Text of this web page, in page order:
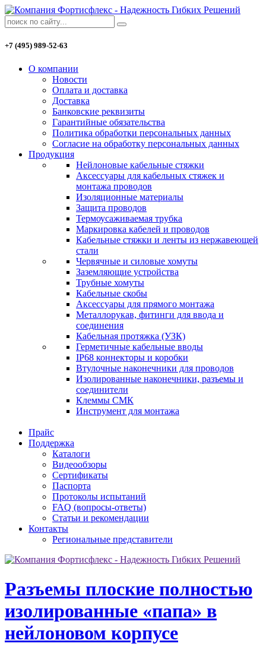
+7 (495) 989-52-63
О компании
Новости
Оплата и доставка
Доставка
Банковские реквизиты
Гарантийные обязательства
Политика обработки персональных данных
Согласие на обработку персональных данных
Продукция
Нейлоновые кабельные стяжки
Аксессуары для кабельных стяжек и
монтажа проводов
Изоляционные материалы
Защита проводов
Термоусаживаемая трубка
Маркировка кабелей и проводов
Кабельные стяжки и ленты из нержавеющей
стали
Червячные и силовые хомуты
Заземляющие устройства
Трубные хомуты
Кабельные скобы
Аксессуары для прямого монтажа
Металлорукав, фитинги для ввода и
соединения
Кабельная протяжка (УЗК)
Герметичные кабельные вводы
IP68 коннекторы и коробки
Втулочные наконечники для проводов
Изолированные наконечники, разъемы и
соединители
Клеммы СМК
Инструмент для монтажа
Прайс
Поддержка
Каталоги
Видеообзоры
Сертификаты
Паспорта
Протоколы испытаний
FAQ (вопросы-ответы)
Статьи и рекомендации
Контакты
Региональные представители
Разъемы плоские полностью
изолированные «папа» в
нейлоновом корпусе